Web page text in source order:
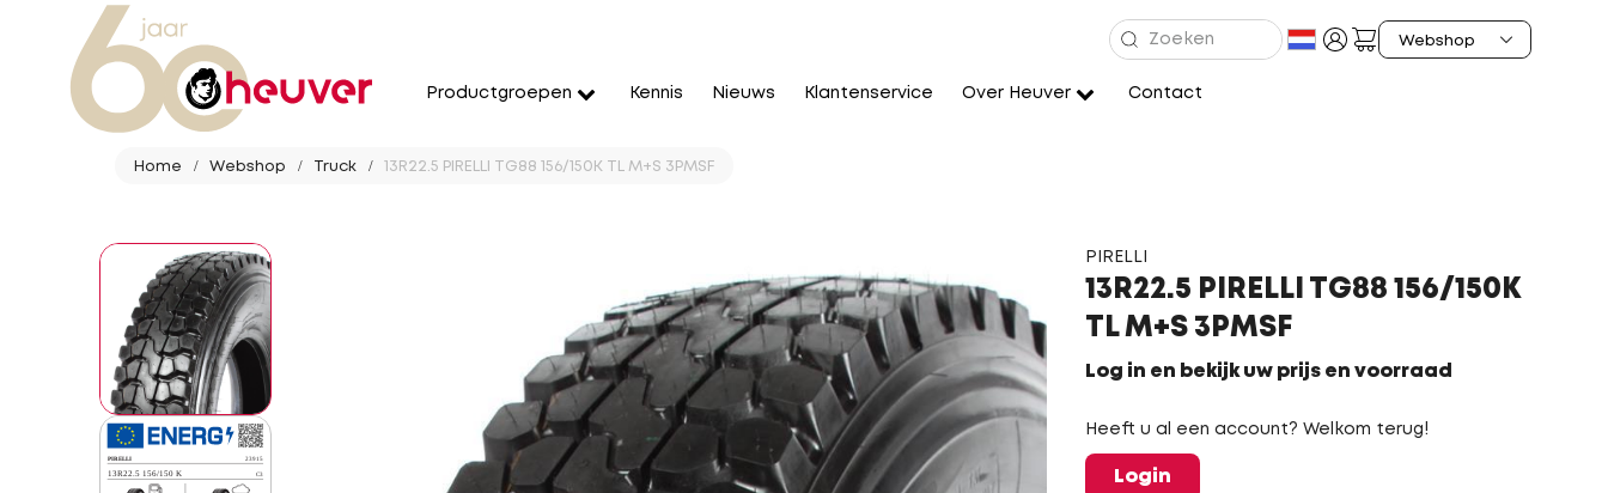
Productgroepen Kennis Nieuws Klantenservice Over Heuver Contact
Home Webshop Truck 13R22.5 PIRELLI TG88 156/150K TL M+S 3PMSF
PIRELLI
13R22.5 PIRELLI TG88 156/150K
TL M+S 3PMSF
Log in en bekijk uw prijs en voorraad
Heeft u al een account? Welkom terug!
Login